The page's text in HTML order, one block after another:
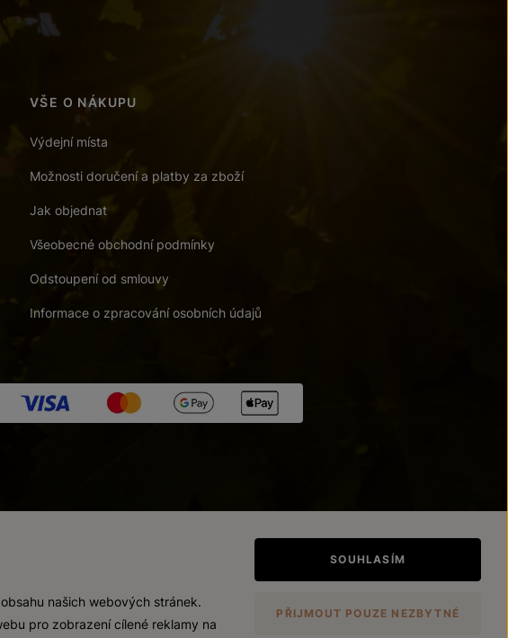
VŠE O NÁKUPU
Výdejní místa
Možnosti doručení a platby za zboží
Jak objednat
Všeobecné obchodní podmínky
Odstoupení od smlouvy
Informace o zpracování osobních údajů
18 let.
našich webových stránek.
pro zobrazení cílené reklamy na
SOUHLASÍM
PŘIJMOUT POUZE NEZBYTNÉ